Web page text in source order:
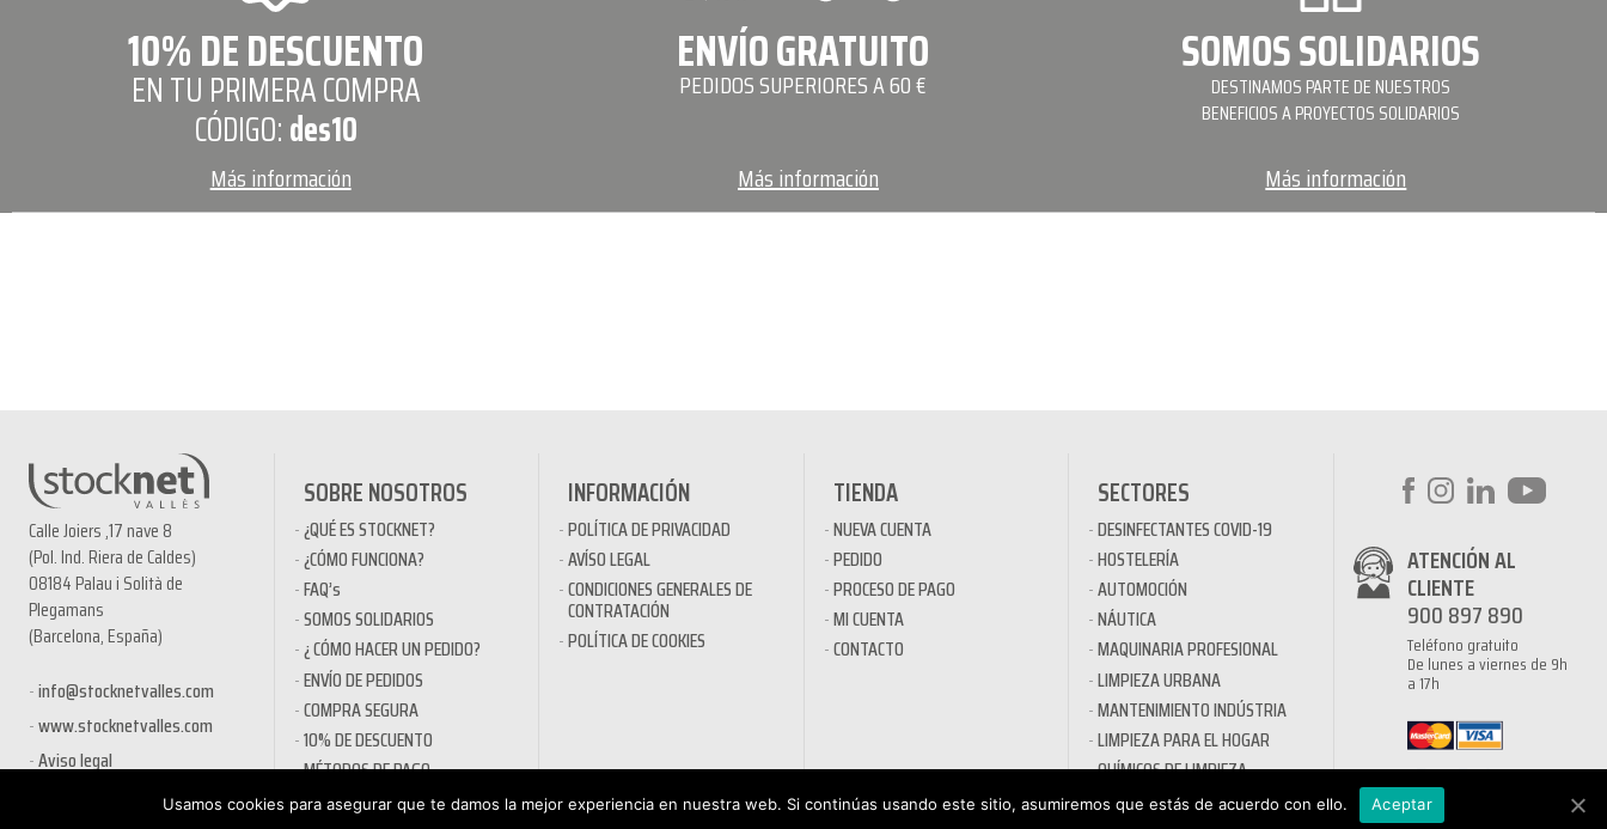
10% DE DESCUENTO
EN TU PRIMERA COMPRA
CÓDIGO:des10
Más información
ENVÍO GRATUITO
PEDIDOS SUPERIORES A 60 €
Más información
SOMOS SOLIDARIOS
DESTINAMOS PARTE DE NUESTROS
BENEFICIOS A PROYECTOS SOLIDARIOS
Más información
Calle Joiers ,17 nave 8
(Pol. Ind. Riera de Caldes)
08184 Palau i Solità de
Plegamans
(Barcelona, España)
info@stocknetvalles.com
www.stocknetvalles.com
Aviso legal
SOBRE NOSOTROS
¿QUÉ ES STOCKNET?
¿CÓMO FUNCIONA?
FAQ’s
SOMOS SOLIDARIOS
¿ CÓMO HACER UN PEDIDO?
ENVÍO DE PEDIDOS
COMPRA SEGURA
10% DE DESCUENTO
MÉTODOS DE PAGO
PRODUCTOS EN OFERTA
INFORMACIÓN
POLÍTICA DE PRIVACIDAD
AVÍSO LEGAL
CONDICIONES GENERALES DE
CONTRATACIÓN
POLÍTICA DE COOKIES
TIENDA
NUEVA CUENTA
PEDIDO
PROCESO DE PAGO
MI CUENTA
CONTACTO
SECTORES
DESINFECTANTES COVID-19
HOSTELERÍA
AUTOMOCIÓN
NÁUTICA
MAQUINARIA PROFESIONAL
LIMPIEZA URBANA
MANTENIMIENTO INDÚSTRIA
LIMPIEZA PARA EL HOGAR
QUÍMICOS DE LIMPIEZA
ECOLÓGICOS
ATENCIÓN AL
CLIENTE
900 897 890
Teléfono gratuito
De lunes a viernes de 9h
a 17h
Usamos cookies para asegurar que te damos la mejor experiencia en nuestra web. Si continúas usando este sitio, asumiremos que estás de acuerdo con ello. Aceptar